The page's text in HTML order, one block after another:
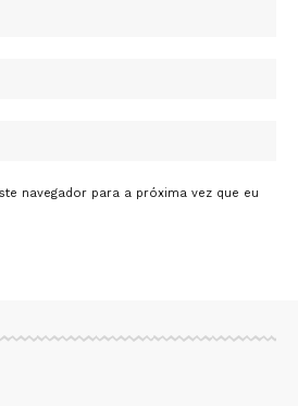
navegador para a próxima vez que eu